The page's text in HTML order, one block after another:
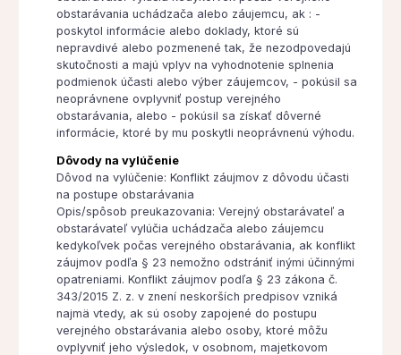
obstarávania uchádzača alebo záujemcu, ak : -
poskytol informácie alebo doklady, ktoré sú
nepravdivé alebo pozmenené tak, že nezodpovedajú
skutočnosti a majú vplyv na vyhodnotenie splnenia
podmienok účasti alebo výber záujemcov, - pokúsil sa
neoprávnene ovplyvniť postup verejného
obstarávania, alebo - pokúsil sa získať dôverné
informácie, ktoré by mu poskytli neoprávnenú výhodu.
Dôvody na vylúčenie
Dôvod na vylúčenie: Konflikt záujmov z dôvodu účasti
na postupe obstarávania
Opis/spôsob preukazovania: Verejný obstarávateľ a
obstarávateľ vylúčia uchádzača alebo záujemcu
kedykoľvek počas verejného obstarávania, ak konflikt
záujmov podľa § 23 nemožno odstrániť inými účinnými
opatreniami. Konflikt záujmov podľa § 23 zákona č.
343/2015 Z. z. v znení neskorších predpisov vzniká
najmä vtedy, ak sú osoby zapojené do postupu
verejného obstarávania alebo osoby, ktoré môžu
ovplyvniť jeho výsledok, v osobnom, majetkovom